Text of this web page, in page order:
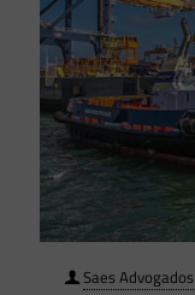
Saes Advogados